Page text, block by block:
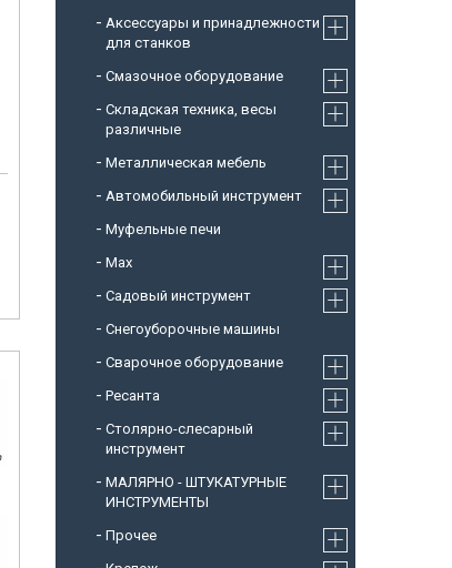
Аксессуары и принадлежности
для станков
Смазочное оборудование
Складская техника, весы
различные
Металлическая мебель
Автомобильный инструмент
Муфельные печи
Max
Садовый инструмент
Снегоуборочные машины
Cварочное оборудование
Ресанта
Столярно-слесарный
инструмент
МАЛЯРНО - ШТУКАТУРНЫЕ
ИНСТРУМЕНТЫ
Прочее